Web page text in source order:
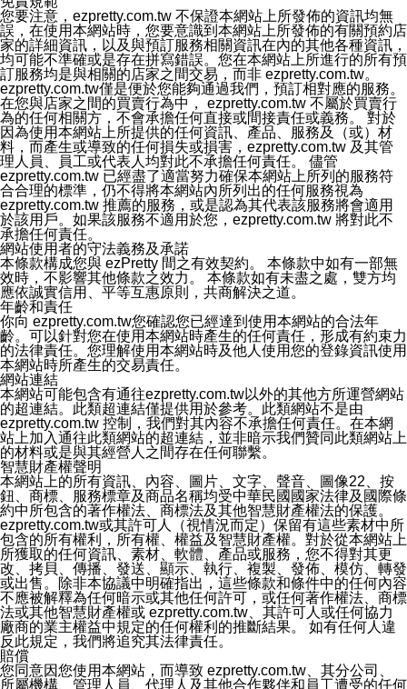
料，並在前揭特定目的存續期間及法令規定之期間內，以
有利於達成前揭特定目的之方式(包括但不限於電腦處理、
郵寄、電話、傳真)，於中華民國境內及法令許可之範圍內
加以處理及利用。
七、資料安全性
1、本公司ezPretty網站平台使用企業標準慣例來保護您個
人辨認資料的秘密性，特別使用最高等級亞馬遜機房及防
火牆來強化資訊安全，防止駭客攻擊以及異地備援。
2.本公司ezPretty網站將資料視為必須保護其免於滅失及未
經授權而存取的資產，本公司使用多項安全措施以保護此
類資料免於公司內外部的會員未經授權的存取。
八、查詢或更正的方式
用戶個人資料有變更、或發現個人資料不正確的時候，可
以隨時在本公司ezPretty網站中要求更正，包括要求停止
寄發相關訊息等。
九、Instagram貼文同步功能
您可以透過ezPretty店家系統後台所提供Instagram貼文同
步功能，來將Instagram的貼文同步到 ezPretty 的作品集，
使用此功能您需要授權本公司存取您的Instagram帳號，您
的授權將僅用於同步您的貼文至店家系統。
十、取消Instagram授權方式
如果您有使用ezPretty網站所提供Instagram貼文同步功
能，您可以於任何時間取消您的 Instagram 授權，只需要
透過電子郵件和服務人員聯絡，本公司會盡快清除您的授
權資料，或是您可以登入店家系統後台使用取消授權功
能，系統將立即清除您的授權資料，並完全清除您透過此
功能所同步的Instagram貼文。
十一、取消帳號資料方式
如果您有使用本公司ezPretty網站所提供功能，您可以於
任何時間取消您的帳號或是資料，只需要透過電子郵件( e-
mail:[email protected])和服務人員聯絡，本公司會盡快清
除您的帳號和相關資料。
十二、隱私權聲明的更新
本公司將不定時更新隱私權聲明，以反映服務的變更和顧
客的意見反應。當本公司更新此隱私權聲明，您將在
ezPretty網站 首頁上看到隱私權聲明連結旁的 "updated"
註記。如果聲明的內容有所變更，或是處理您個人資訊的
方式有所變動，本公司一定會先更新隱私權聲明才會接著
執行該項變更措施。本公司鼓勵您定期檢視隱私權聲明，
以得知 ezPretty 網站如何保護您的個人資訊。
十三、自我保護措施
請妥善保管您的使用者名稱、密碼及個人資料，不要提供
給任何人。在您完成個人化服務之使用後，請務必記得登
出帳號。若您是與他人共享電腦或使用公共電腦，切記要
關閉瀏覽器視窗，以防止他人讀取您的個人資料、信件或
進入所機關管理區。
十四、傳送宣傳本站資訊或電子郵件之政策
您要注意，ezpretty.com.tw 不保證本網站上所發佈的資訊均無
誤，在使用本網站時，您要意識到本網站上所發佈的有關預約店
家的詳細資訊，以及與預訂服務相關資訊在內的其他各種資訊，
均可能不準確或是存在拼寫錯誤。您在本網站上所進行的所有預
訂服務均是與相關的店家之間交易，而非 ezpretty.com.tw。
ezpretty.com.tw僅是便於您能夠通過我們，預訂相對應的服務。
在您與店家之間的買賣行為中， ezpretty.com.tw 不屬於買賣行
為的任何相關方，不會承擔任何直接或間接責任或義務。 對於
因為使用本網站上所提供的任何資訊、產品、服務及（或）材
料，而產生或導致的任何損失或損害，ezpretty.com.tw 及其管
理人員、員工或代表人均對此不承擔任何責任。 儘管
ezpretty.com.tw 已經盡了適當努力確保本網站上所列的服務符
合合理的標準，仍不得將本網站內所列出的任何服務視為
ezpretty.com.tw 推薦的服務，或是認為其代表該服務將會適用
於該用戶。如果該服務不適用於您，ezpretty.com.tw 將對此不
承擔任何責任。
網站使用者的守法義務及承諾
本條款構成您與 ezPretty 間之有效契約。 本條款中如有一部無
效時，不影響其他條款之效力。 本條款如有未盡之處，雙方均
應依誠實信用、平等互惠原則，共商解決之道。
年齡和責任
你向 ezpretty.com.tw您確認您已經達到使用本網站的合法年
齡。可以針對您在使用本網站時產生的任何責任，形成有約束力
的法律責任。您理解使用本網站時及他人使用您的登錄資訊使用
本網站時所產生的交易責任。
網站連結
本網站可能包含有通往ezpretty.com.tw以外的其他方所運營網站
的超連結。此類超連結僅提供用於參考。此類網站不是由
ezpretty.com.tw 控制，我們對其內容不承擔任何責任。在本網
站上加入通往此類網站的超連結，並非暗示我們贊同此類網站上
的材料或是與其經營人之間存在任何聯繫。
智慧財產權聲明
本網站上的所有資訊、內容、圖片、文字、聲音、圖像22、按
鈕、商標、服務標章及商品名稱均受中華民國國家法律及國際條
約中所包含的著作權法、商標法及其他智慧財產權法的保護。
ezpretty.com.tw或其許可人（視情況而定）保留有這些素材中所
包含的所有權利，所有權、權益及智慧財產權。對於從本網站上
所獲取的任何資訊、素材、軟體、產品或服務，您不得對其更
改、拷貝、傳播、發送、顯示、執行、複製、發佈、模仿、轉發
或出售。除非本協議中明確指出，這些條款和條件中的任何內容
不應被解釋為任何暗示或其他任何許可，或任何著作權法、商標
法或其他智慧財產權或 ezpretty.com.tw、其許可人或任何協力
廠商的業主權益中規定的任何權利的推斷結果。 如有任何人違
反此規定，我們將追究其法律責任。
賠償
您同意因您使用本網站，而導致 ezpretty.com.tw、其分公司、
所屬機構、管理人員、代理人及其他合作夥伴和員工遭受的任何